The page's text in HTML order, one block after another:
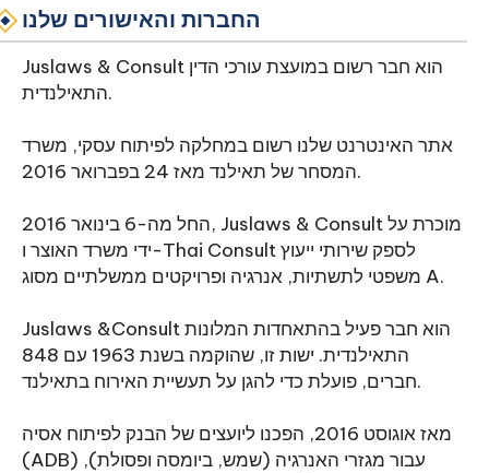
החברות והאישורים שלנו
Juslaws & Consult הוא חבר רשום במועצת עורכי הדין
התאילנדית.
אתר האינטרנט שלנו רשום במחלקה לפיתוח עסקי, משרד
המסחר של תאילנד מאז 24 בפברואר 2016.
החל מה-6 בינואר 2016, Juslaws & Consult מוכרת על
ידי משרד האוצר ו-Thai Consult לספק שירותי ייעוץ
משפטי לתשתיות, אנרגיה ופרויקטים ממשלתיים מסוג A.
Juslaws &Consult הוא חבר פעיל בהתאחדות המלונות
התאילנדית. ישות זו, שהוקמה בשנת 1963 עם 848
חברים, פועלת כדי להגן על תעשיית האירוח בתאילנד.
מאז אוגוסט 2016, הפכנו ליועצים של הבנק לפיתוח אסיה
(ADB) עבור מגזרי האנרגיה (שמש, ביומסה ופסולת),